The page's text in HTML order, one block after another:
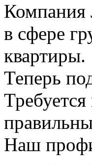
Компания
в сфере
квартиры.
Теперь
Наш